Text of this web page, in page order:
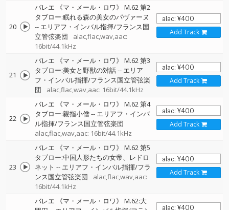
20
バレエ 《マ・メール・ロワ》 M.62 第2
タブロー:眠れる森の美女のパヴァーヌ
-- エリアフ・インバル指揮/フランス国
立管弦楽団
alac,flac,wav,aac:
16bit/44.1kHz
Add Track
21
バレエ 《マ・メール・ロワ》 M.62 第3
タブロー:美女と野獣の対話-- エリア
フ・インバル指揮/フランス国立管弦楽
団
alac,flac,wav,aac: 16bit/44.1kHz
Add Track
22
バレエ 《マ・メール・ロワ》 M.62 第4
タブロー:親指小僧-- エリアフ・インバ
ル指揮/フランス国立管弦楽団
alac,flac,wav,aac: 16bit/44.1kHz
Add Track
23
バレエ 《マ・メール・ロワ》 M.62 第5
タブロー:中国人形たちの女帝、レドロ
ネット -- エリアフ・インバル指揮/フラ
ンス国立管弦楽団
alac,flac,wav,aac:
16bit/44.1kHz
Add Track
バレエ 《マ・メール・ロワ》 M.62:大